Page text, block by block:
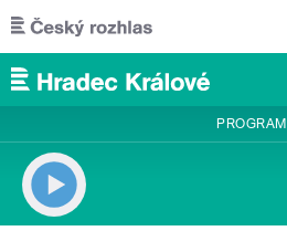
Přejít k hlavnímu obsahu
PROGRAM